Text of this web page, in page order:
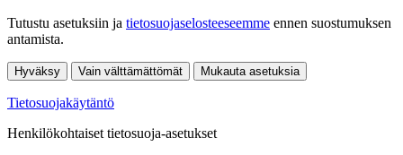
Tutustu asetuksiin ja tietosuojaselosteeseemme ennen suostumuksen
antamista.
Hyväksy Vain välttämättömät Mukauta asetuksia
Tietosuojakäytäntö
Henkilökohtaiset tietosuoja-asetukset